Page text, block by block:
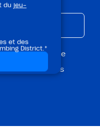
Magazine
des offres
du jeu-
et des
District.*